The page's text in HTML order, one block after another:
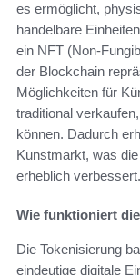
es ermöglicht,
handelbare
ein NFT (Non-
der Blockchain
Möglichkeiten für
traditional
können. Dadurch
Kunstmarkt, was
erheblich verbessert.
Wie funktioniert
Die Tokenisierung
eindeutige digitale